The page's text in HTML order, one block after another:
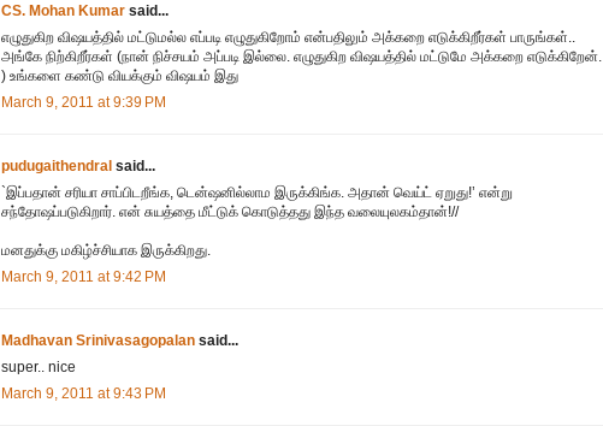
CS. Mohan Kumar said...
எழுதுகிற விஷயத்தில் மட்டுமல்ல எப்படி எழுதுகிறோம் என்பதிலும் அக்கறை எடுக்கிறீர்கள் பாருங்கள்..
அங்கே நிற்கிறீர்கள் (நான் நிச்சயம் அப்படி இல்லை. எழுதுகிற விஷயத்தில் மட்டுமே அக்கறை எடுக்கிறேன்.
) உங்களை கண்டு வியக்கும் விஷயம் இது
March 9, 2011 at 9:39 PM
pudugaithendral said...
`இப்பதான் சரியா சாப்பிடறீங்க, டென்ஷனில்லாம இருக்கிங்க. அதான் வெய்ட் ஏறுது!’ என்று
சந்தோஷப்படுகிறார். என் சுயத்தை மீட்டுக் கொடுத்தது இந்த வலையுலகம்தான்!//
மனதுக்கு மகிழ்ச்சியாக இருக்கிறது.
March 9, 2011 at 9:42 PM
Madhavan Srinivasagopalan said...
super.. nice
March 9, 2011 at 9:43 PM